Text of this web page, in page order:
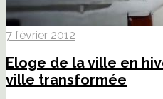
7 février 2012
Eloge de la ville en
ville transformée